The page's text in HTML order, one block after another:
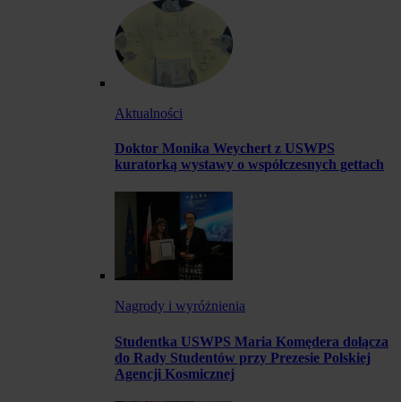
Aktualności
Doktor Monika Weychert z USWPS
kuratorką wystawy o współczesnych gettach
Nagrody i wyróżnienia
Studentka USWPS Maria Komędera dołącza
do Rady Studentów przy Prezesie Polskiej
Agencji Kosmicznej